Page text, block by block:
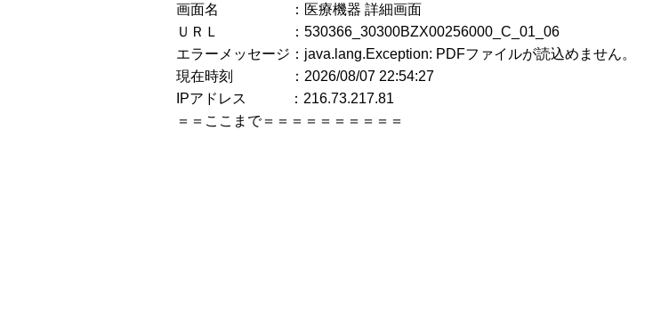
画面名 ：医療機器 詳細画面
ＵＲＬ ：530366_30300BZX00256000_C_01_06
エラーメッセージ：java.lang.Exception: PDFファイルが読込めません。
現在時刻 ：2026/08/07 22:54:27
IPアドレス ：216.73.217.81
＝＝ここまで＝＝＝＝＝＝＝＝＝＝